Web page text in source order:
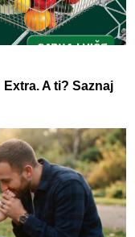
A ti? Saznaj